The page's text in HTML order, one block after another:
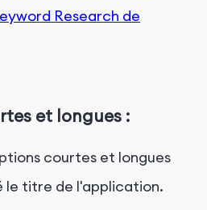
Research de
et longues :
courtes et longues
le titre de l'application.